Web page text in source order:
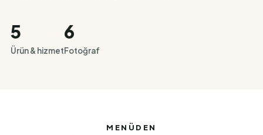
5
Ürün & hizmet
6
Fotoğraf
MENÜDEN